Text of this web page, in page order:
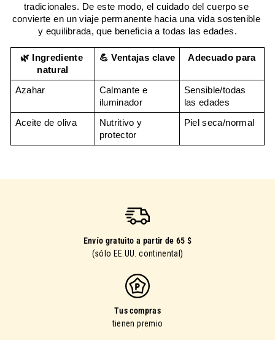
tradicionales. De este modo, el cuidado del cuerpo se
convierte en un viaje permanente hacia una vida sostenible
y equilibrada, que beneficia a todas las edades.
🌿 Ingrediente
natural
💪 Ventajas clave Adecuado para
Azahar
Calmante e
iluminador
Sensible/todas
las edades
Aceite de oliva
Nutritivo y
protector
Piel seca/normal
Envío gratuito a partir de 65 $
(sólo EE.UU. continental)
Tus compras
tienen premio